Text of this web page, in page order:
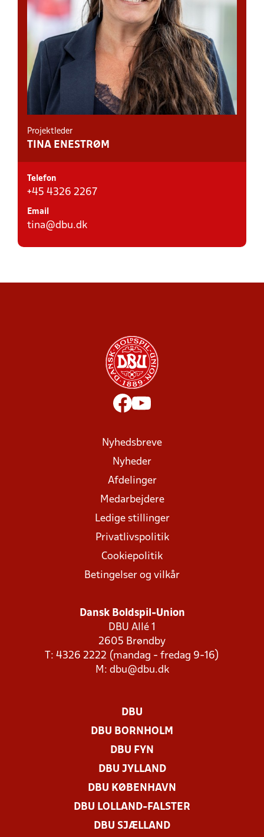
Projektleder
TINA ENESTRØM
Telefon
+45 4326 2267
Email
tina@dbu.dk
Nyhedsbreve
Nyheder
Afdelinger
Medarbejdere
Ledige stillinger
Privatlivspolitik
Cookiepolitik
Betingelser og vilkår
Dansk Boldspil-Union
DBU Allé 1
2605 Brøndby
T: 4326 2222 (mandag - fredag 9-16)
M: dbu@dbu.dk
DBU
DBU BORNHOLM
DBU FYN
DBU JYLLAND
DBU KØBENHAVN
DBU LOLLAND-FALSTER
DBU SJÆLLAND